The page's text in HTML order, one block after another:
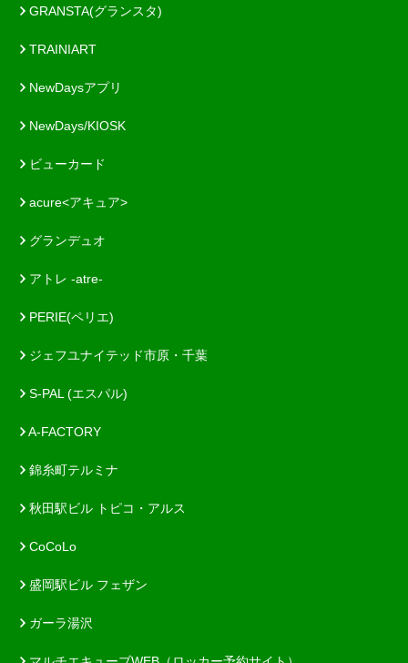
GRANSTA(グランスタ)
TRAINIART
NewDaysアプリ
NewDays/KIOSK
ビューカード
acure<アキュア>
グランデュオ
アトレ -atre-
PERIE(ペリエ)
ジェフユナイテッド市原・千葉
S-PAL (エスパル)
A-FACTORY
錦糸町テルミナ
秋田駅ビル トピコ・アルス
CoCoLo
盛岡駅ビル フェザン
ガーラ湯沢